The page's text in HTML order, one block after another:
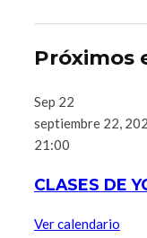
Próximos
Sep 22
septiembre 22,
21:00
CLASES DE
Ver calendario